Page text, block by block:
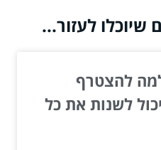
לעזור...
להצטרף
לשנות את כל